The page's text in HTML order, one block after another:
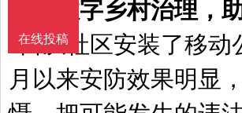
构建数字乡村治理，
“自从社区安装了移
月以来安防效果明显
在线投稿